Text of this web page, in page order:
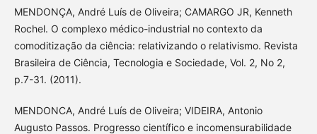
MENDONÇA, André Luís de Oliveira; CAMARGO JR, Kenneth
Rochel. O complexo médico-industrial no contexto da
comoditização da ciência: relativizando o relativismo. Revista
Brasileira de Ciência, Tecnologia e Sociedade, Vol. 2, No 2,
p.7-31. (2011).
MENDONCA, André Luís de Oliveira; VIDEIRA, Antonio
Augusto Passos. Progresso científico e incomensurabilidade